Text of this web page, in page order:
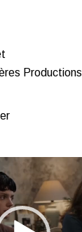
Productions